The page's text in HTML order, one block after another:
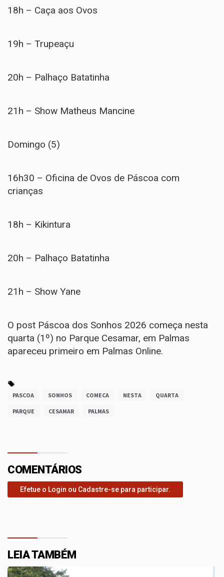
18h – Caça aos Ovos
19h – Trupeaçu
20h – Palhaço Batatinha
21h – Show Matheus Mancine
Domingo (5)
16h30 – Oficina de Ovos de Páscoa com
crianças
18h – Kikintura
20h – Palhaço Batatinha
21h – Show Yane
O post Páscoa dos Sonhos 2026 começa nesta
quarta (1º) no Parque Cesamar, em Palmas
apareceu primeiro em Palmas Online.
PASCOA SONHOS COMECA NESTA QUARTA
PARQUE CESAMAR PALMAS
COMENTÁRIOS
Efetue o Login ou Cadastre-se para participar.
LEIA TAMBÉM